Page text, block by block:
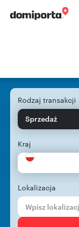
Rodzaj transakcji
Sprzedaż
Kraj
Lokalizacja